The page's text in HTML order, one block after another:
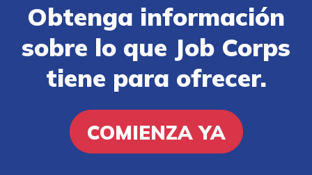
Obtenga información
sobre lo que Job Corps
tiene para ofrecer.
COMIENZA YA